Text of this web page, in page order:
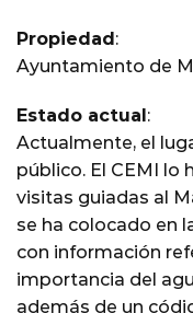
Propiedad:
Ayuntamiento de
Estado actual :
Actualmente, el
público. El CEMI lo
visitas guiadas al
se ha colocado en
con información
importancia del
además de un